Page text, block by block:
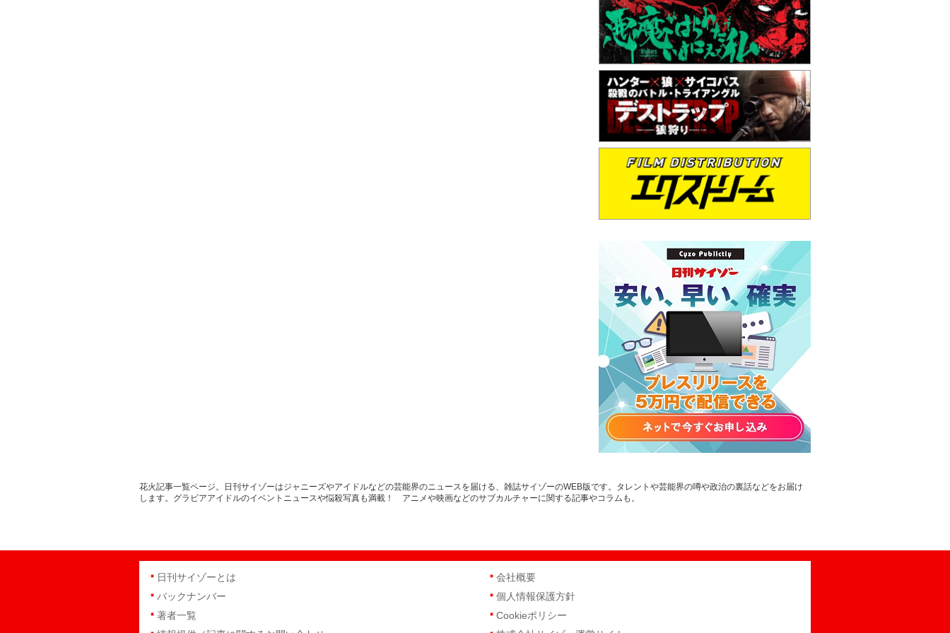
花火記事一覧ページ。日刊サイゾーはジャニーズやアイドルなどの芸能界のニュースを届ける、雑誌サイゾーのWEB版です。タレントや芸能界の噂や政治の裏話などをお届け
します。グラビアアイドルのイベントニュースや悩殺写真も満載！ アニメや映画などのサブカルチャーに関する記事やコラムも。
日刊サイゾーとは
バックナンバー
著者一覧
会社概要
個人情報保護方針
Cookieポリシー